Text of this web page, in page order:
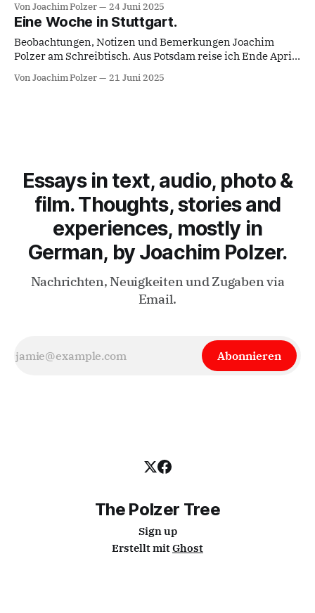
von 1905 zeigt sie im Alter von 26 Jahren. Ihre Eltern
waren Anton Weiß und Anna, geborene Nowotny. Anna
Weiß lebte 1907, laut Taufschein meiner
Von Joachim Polzer 24 Juni 2025
Eine Woche in Stuttgart.
Beobachtungen, Notizen und Bemerkungen Joachim
Polzer am Schreibtisch. Aus Potsdam reise ich Ende April
Lebensraum meiner Kindheit und Jugend. Meine Gegend
Von Joachim Polzer 21 Juni 2025
Essays in text, audio, photo &
film. Thoughts, stories and
experiences, mostly in
German, by Joachim Polzer.
Nachrichten, Neuigkeiten und Zugaben via
Email.
Abonnieren
The Polzer Tree
Sign up
Erstellt mitGhost